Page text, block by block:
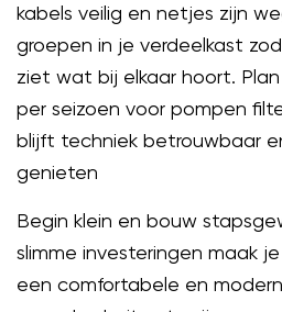
kabels veilig en netjes zijn
groepen in je verdeelkast
ziet wat bij elkaar hoort.
per seizoen voor pompen
blijft techniek betrouwbaar
genieten
Begin klein en bouw
slimme investeringen maak
een comfortabele en